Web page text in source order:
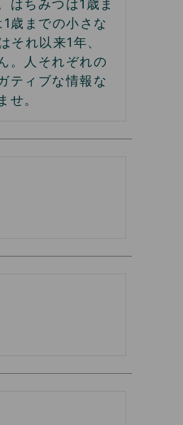
はちみつは1歳ま
歳までの小さな
それ以来1年、
。人それぞれの
ティブな情報な
せ。